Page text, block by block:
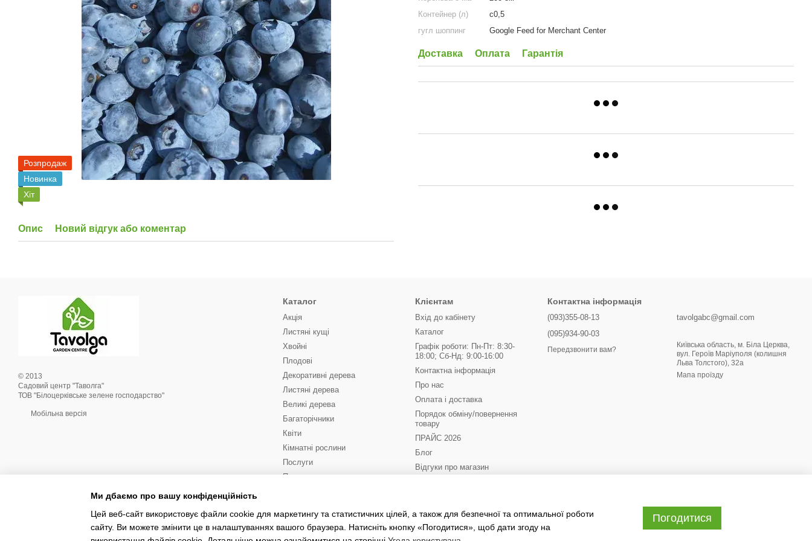
Розпродаж
Новинка
Хіт
Опис Новий відгук або коментар
Контейнер (л)
с0,5
гугл шоппинг
Google Feed for Merchant Center
Доставка Оплата Гарантія
© 2013
Садовий центр "Таволга"
ТОВ "Білоцерківське зелене господарство"
Мобільна версія
Каталог
Акція
Листяні кущі
Хвойні
Плодові
Декоративні дерева
Листяні дерева
Великі дерева
Багаторічники
Квіти
Кімнатні рослини
Послуги
Партнери
(бронювання на 2027)
Клієнтам
Вхід до кабінету
Каталог
Графік роботи: Пн-Пт: 8:30-
18:00; Сб-Нд: 9:00-16:00
Контактна інформація
Про нас
Оплата і доставка
Порядок обміну/повернення
товару
ПРАЙС 2026
Блог
Відгуки про магазин
Контактна інформація
(093)355-08-13
(095)934-90-03
Передзвонити вам?
tavolgabc@gmail.com
Київська область, м. Біла Церква,
вул. Героїв Маріуполя (колишня
Льва Толстого), 32a
Мапа проїзду
Ми дбаємо про вашу конфіденційність
Цей веб-сайт використовує файли cookie для маркетингу та статистичних цілей, а також для безпечної та оптимальної роботи
сайту. Ви можете змінити це в налаштуваннях вашого браузера. Натисніть кнопку «Погодитися», щоб дати згоду на
Погодитися